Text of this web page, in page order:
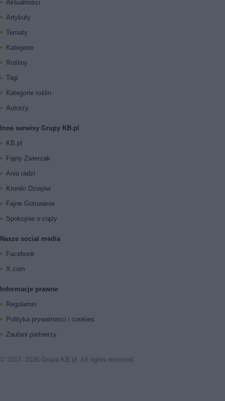
Aktualności
Artykuły
Tematy
Kategorie
Rośliny
Tagi
Kategorie roślin
Autorzy
Inne serwisy Grupy KB.pl
KB.pl
Fajny Zwierzak
Ania radzi
Kroniki Dziejów
Fajne Gotowanie
Spokojnie o ciąży
Nasze social media
Facebook
X.com
Informacje prawne
Regulamin
Polityka prywatnosci i cookies
Zaufani partnerzy
© 2017- 2026 Grupa KB.pl. All rights reserved.